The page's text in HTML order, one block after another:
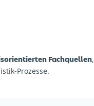
Fachquellen,
Prozesse.